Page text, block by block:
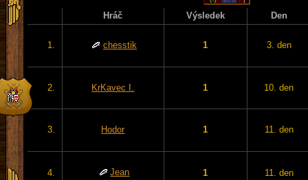
Hráč Výsledek Den
1. chesstik 1 3. den
2. KrKavec I. 1 10. den
3. Hodor 1 11. den
4. Jean 1 11. den